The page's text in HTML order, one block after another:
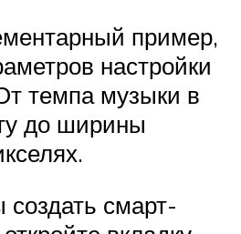
пример,
настройки
темпа музыки в
до ширины
создать смарт-